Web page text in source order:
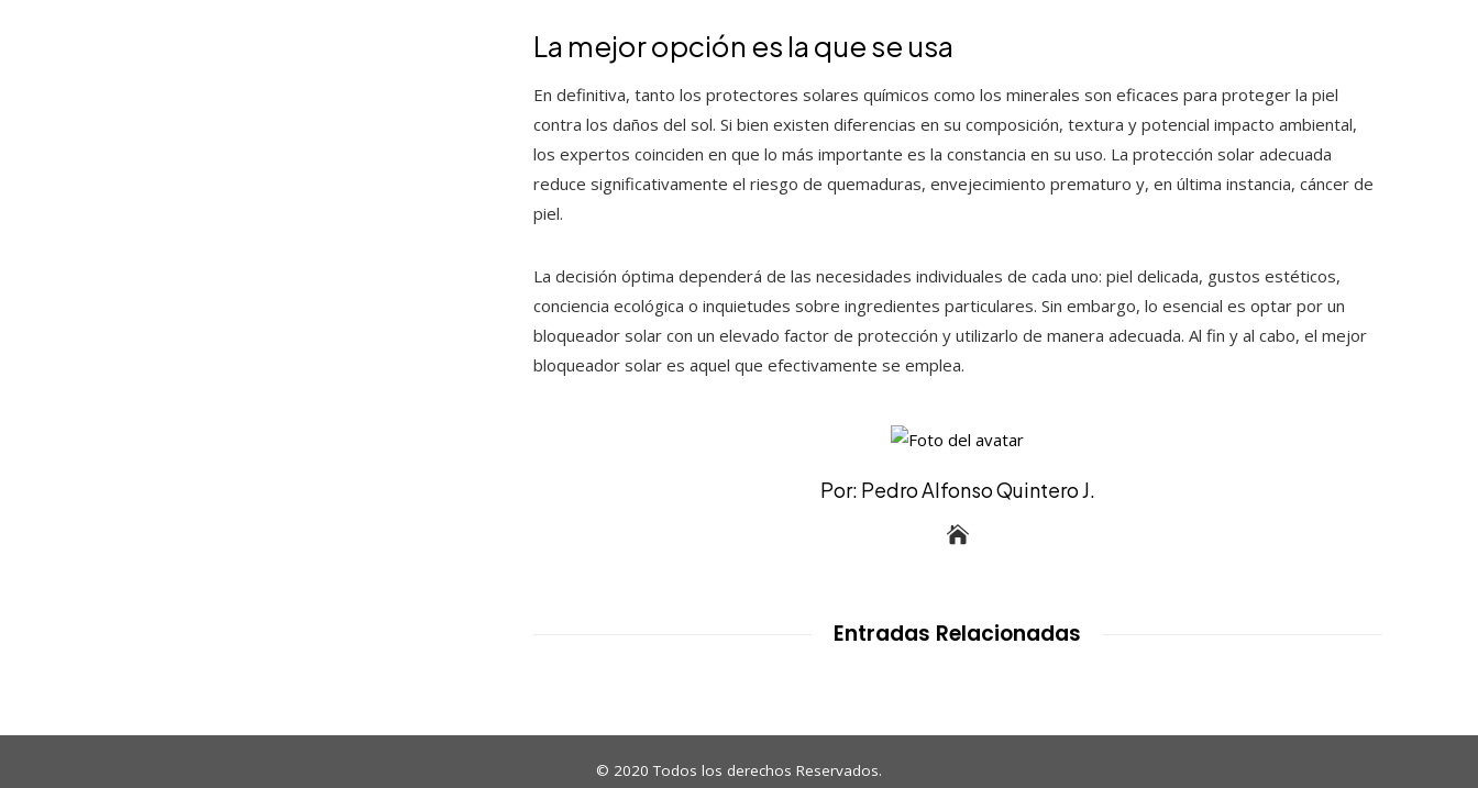
La mejor opción es la que se usa
En definitiva, tanto los protectores solares químicos como los minerales son eficaces para proteger la piel
contra los daños del sol. Si bien existen diferencias en su composición, textura y potencial impacto ambiental,
los expertos coinciden en que lo más importante es la constancia en su uso. La protección solar adecuada
reduce significativamente el riesgo de quemaduras, envejecimiento prematuro y, en última instancia, cáncer de
piel.
La decisión óptima dependerá de las necesidades individuales de cada uno: piel delicada, gustos estéticos,
conciencia ecológica o inquietudes sobre ingredientes particulares. Sin embargo, lo esencial es optar por un
bloqueador solar con un elevado factor de protección y utilizarlo de manera adecuada. Al fin y al cabo, el mejor
bloqueador solar es aquel que efectivamente se emplea.
Por: Pedro Alfonso Quintero J.
Entradas Relacionadas
© 2020 Todos los derechos Reservados.